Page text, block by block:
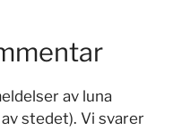
av luna
stedet). Vi svarer